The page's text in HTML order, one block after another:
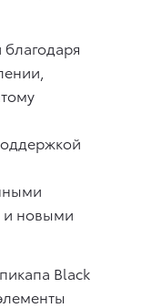
и новыми
Black